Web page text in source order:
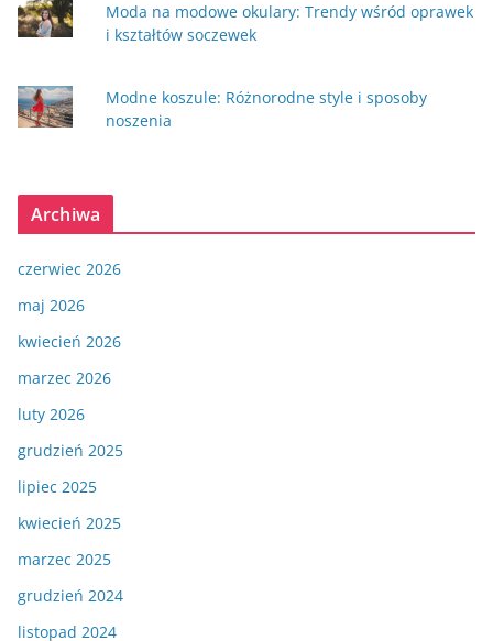
Moda na modowe okulary: Trendy wśród oprawek
i kształtów soczewek
Modne koszule: Różnorodne style i sposoby
noszenia
Archiwa
czerwiec 2026
maj 2026
kwiecień 2026
marzec 2026
luty 2026
grudzień 2025
lipiec 2025
kwiecień 2025
marzec 2025
grudzień 2024
listopad 2024